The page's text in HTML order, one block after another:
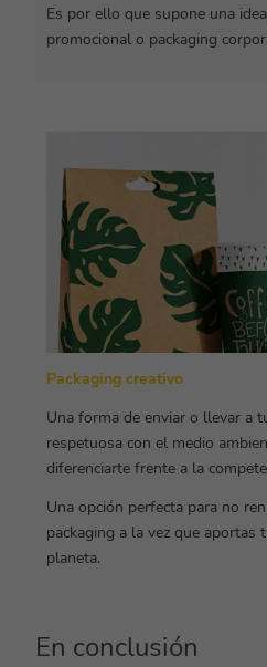
Es por ello que supone una
promocional o packaging
Packaging creativo
Una forma de enviar o llevar a
respetuosa con el medio
diferenciarte frente a la
Una opción perfecta para no
packaging a la vez que aportas
planeta.
En conclusión